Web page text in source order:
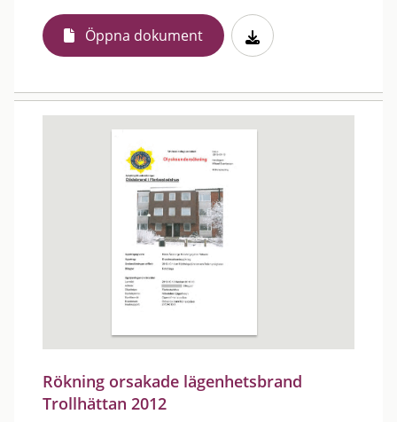
Öppna dokument
Rökning orsakade lägenhetsbrand
Trollhättan 2012